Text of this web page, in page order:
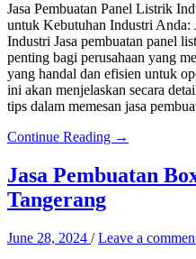
Jasa Pembuatan Panel Listrik
untuk Kebutuhan Industri Anda:
Industri Jasa pembuatan panel
penting bagi perusahaan yang
yang handal dan efisien untuk
ini akan menjelaskan secara
tips dalam memesan jasa
Continue Reading →
Jasa Pembuatan
Tangerang
June 28, 2024 /Leave a